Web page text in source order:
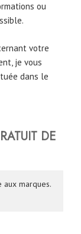
ou
votre
je vous
dans le
DE
marques.